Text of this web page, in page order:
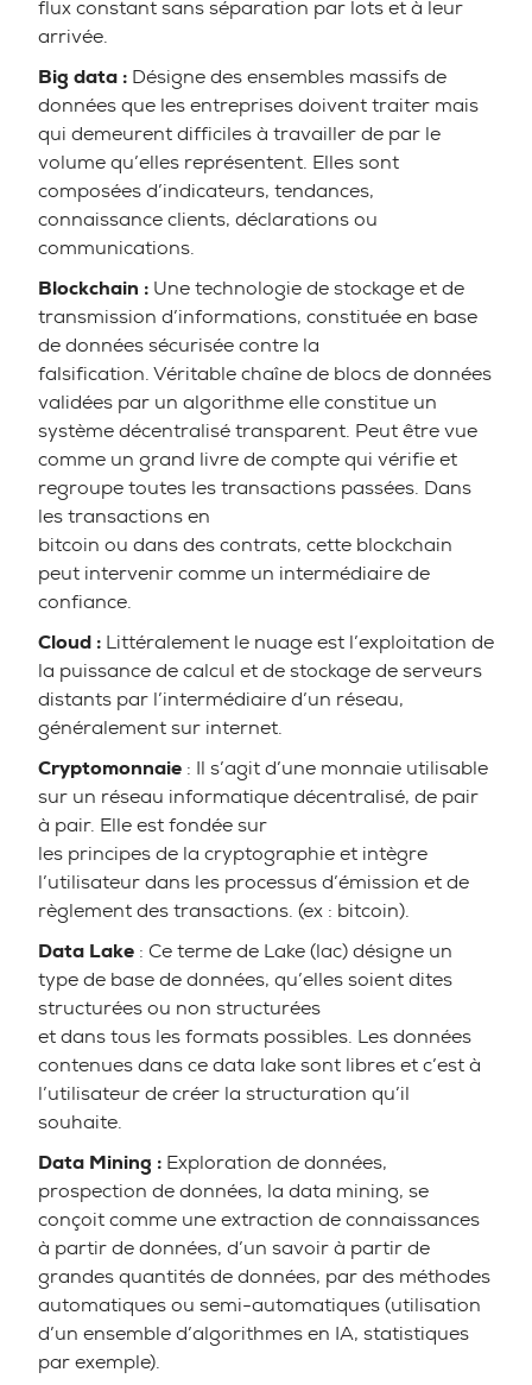
flux constant sans séparation par lots et à leur
arrivée.
Big data : Désigne des ensembles massifs de
données que les entreprises doivent traiter mais
qui demeurent difficiles à travailler de par le
volume qu’elles représentent. Elles sont
composées d’indicateurs, tendances,
connaissance clients, déclarations ou
communications.
Blockchain : Une technologie de stockage et de
transmission d’informations, constituée en base
de données sécurisée contre la
falsification. Véritable chaîne de blocs de données
validées par un algorithme elle constitue un
système décentralisé transparent. Peut être vue
comme un grand livre de compte qui vérifie et
regroupe toutes les transactions passées. Dans
les transactions en
bitcoin ou dans des contrats, cette blockchain
peut intervenir comme un intermédiaire de
confiance.
Cloud : Littéralement le nuage est l’exploitation de
la puissance de calcul et de stockage de serveurs
distants par l’intermédiaire d’un réseau,
généralement sur internet.
Cryptomonnaie : Il s’agit d’une monnaie utilisable
sur un réseau informatique décentralisé, de pair
à pair. Elle est fondée sur
les principes de la cryptographie et intègre
l’utilisateur dans les processus d’émission et de
règlement des transactions. (ex : bitcoin).
Data Lake : Ce terme de Lake (lac) désigne un
type de base de données, qu’elles soient dites
structurées ou non structurées
et dans tous les formats possibles. Les données
contenues dans ce data lake sont libres et c’est à
l’utilisateur de créer la structuration qu’il
souhaite.
Data Mining : Exploration de données,
prospection de données, la data mining, se
conçoit comme une extraction de connaissances
à partir de données, d’un savoir à partir de
grandes quantités de données, par des méthodes
automatiques ou semi-automatiques (utilisation
d’un ensemble d’algorithmes en IA, statistiques
par exemple).